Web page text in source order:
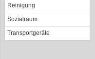
Reinigung
Sozialraum
Transportgeräte